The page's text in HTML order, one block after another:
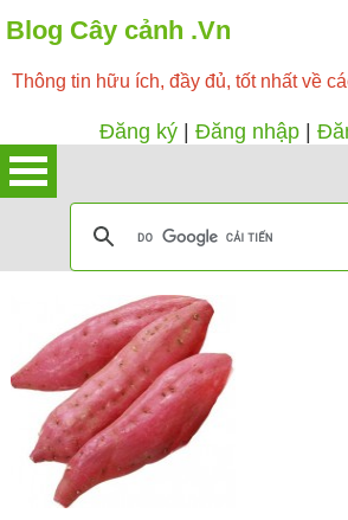
Blog Cây cảnh .Vn
Thông tin hữu ích, đầy đủ, tốt nhất về
Đăng ký Đăng nhập